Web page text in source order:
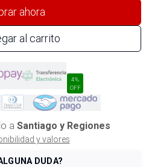
ahora
al carrito
4%
OFF
a Santiago y Regiones
y valores
DUDA?